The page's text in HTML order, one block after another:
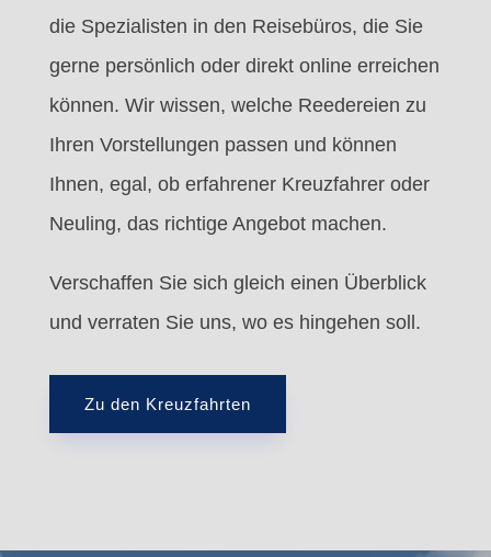
die Spezialisten in den Reisebüros, die Sie
gerne persönlich oder direkt online erreichen
können. Wir wissen, welche Reedereien zu
Ihren Vorstellungen passen und können
Ihnen, egal, ob erfahrener Kreuzfahrer oder
Neuling, das richtige Angebot machen.
Verschaffen Sie sich gleich einen Überblick
und verraten Sie uns, wo es hingehen soll.
Zu den Kreuzfahrten